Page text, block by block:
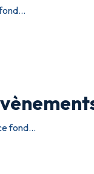
fond...